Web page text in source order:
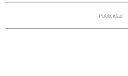
Publicidad